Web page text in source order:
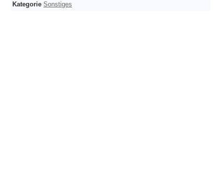
Kategorie Sonstiges